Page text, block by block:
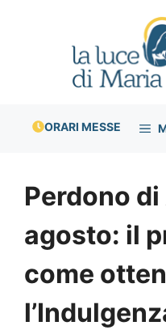
ORARI MESSE
Perdono
agosto: il
come